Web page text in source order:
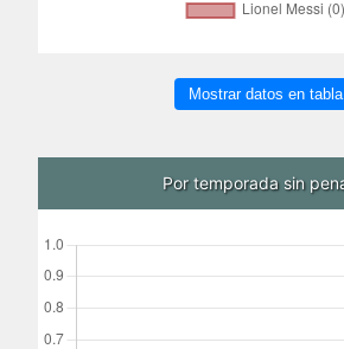
Mostrar datos en tabla
Por temporada sin